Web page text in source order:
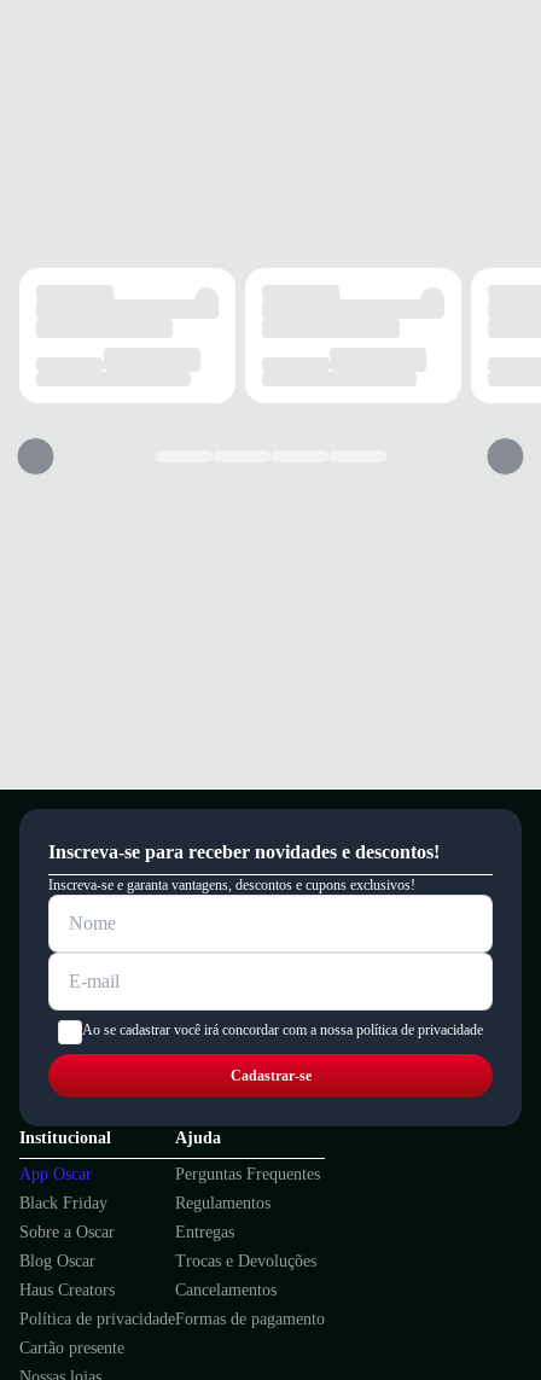
Inscreva-se para receber novidades e descontos!
Inscreva-se e garanta vantagens, descontos e cupons exclusivos!
Ao se cadastrar você irá concordar com a nossa política de privacidade
Cadastrar-se
Institucional
App Oscar
Black Friday
Sobre a Oscar
Blog Oscar
Haus Creators
Política de privacidade
Cartão presente
Ajuda
Perguntas Frequentes
Regulamentos
Entregas
Trocas e Devoluções
Cancelamentos
Formas de pagamento